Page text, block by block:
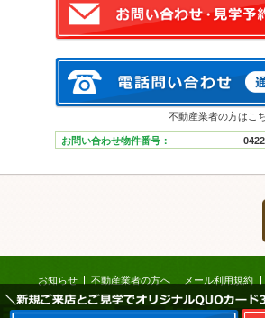
不動産業者の方はこ
お問い合わせ物件番号：
＼新規ご来店とご見学でオリジナルQUOカード
お知らせ 不動産業者の方へ メール利用規約